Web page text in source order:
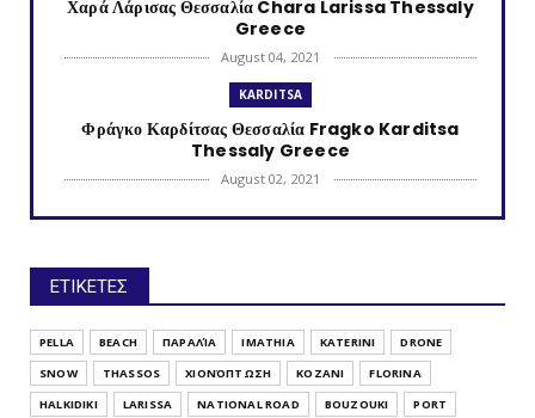
Χαρά Λάρισας Θεσσαλία Chara Larissa Thessaly
Greece
August 04, 2021
KARDITSA
Φράγκο Καρδίτσας Θεσσαλία Fragko Karditsa
Thessaly Greece
August 02, 2021
KATERINI
July 30, 2021
TRIKALA
Λυγαριά Τρικάλων Θεσσαλία Lygaria (Ligaria)
Trikala Thessaly...
ΕΤΙΚΕΤΕΣ
PELLA BEACH ΠΑΡΑΛΊΑ IMATHIA KATERINI
DRONE
SNOW
THASSOS ΧΙΟΝΌΠΤΩΣΗ KOZANI
FLORINA
HALKIDIKI
LARISSA NATIONAL ROAD BOUZOUKI
PORT